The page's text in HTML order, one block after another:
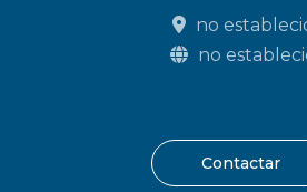
no
no
Contactar